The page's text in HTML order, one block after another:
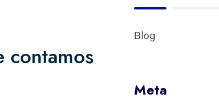
contamos
Blog
Meta